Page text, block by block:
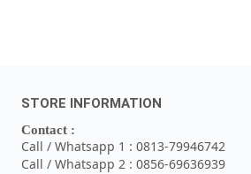
STORE INFORMATION
Contact :
Call / Whatsapp 1 : 0813-79946742
Call / Whatsapp 2 : 0856-69636939